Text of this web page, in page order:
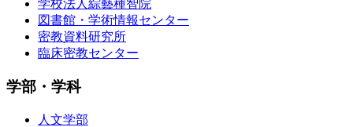
学校法人綜藝種智院
図書館・学術情報センター
密教資料研究所
臨床密教センター
学部・学科
人文学部